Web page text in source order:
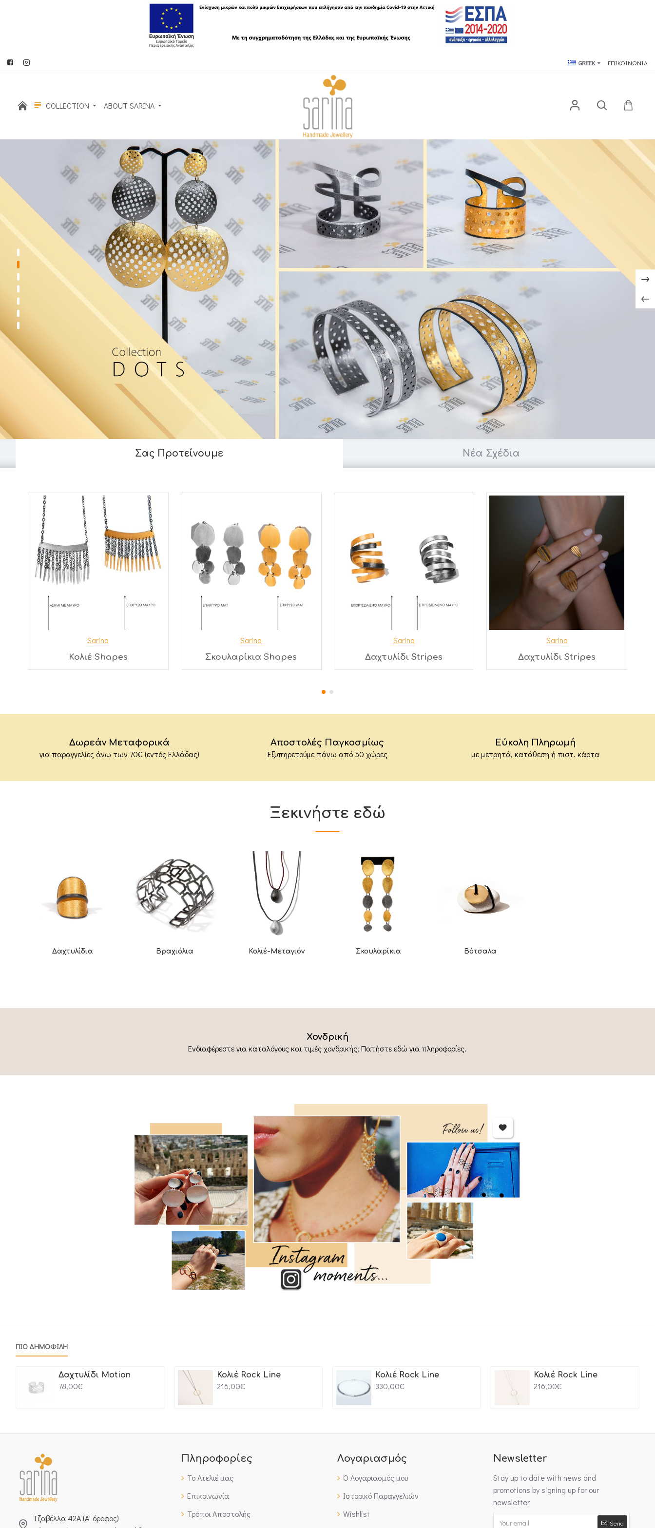
GREEK ΕΠΙΚΟΙΝΩΝΙΑ
COLLECTION ABOUT SARINA
Σας Προτείνουμε Νέα Σχέδια
Sarina
Κολιέ Shapes
Sarina
Σκουλαρίκια Shapes
Sarina
Δαχτυλίδι Stripes
Sarina
Δαχτυλίδι Stripes
Δωρεάν Μεταφορικά
για παραγγελίες άνω των 70€ (εντός Ελλάδας)
Αποστολές Παγκοσμίως
Εξυπηρετούμε πάνω από 50 χώρες
Εύκολη Πληρωμή
με μετρητά, κατάθεση ή πιστ. κάρτα
Ξεκινήστε εδώ
Δαχτυλίδια Βραχιόλια Κολιέ-Μεταγιόν Σκουλαρίκια Βότσαλα
Χονδρική
Ενδιαφέρεστε για καταλόγους και τιμές χονδρικής; Πατήστε εδώ για πληροφορίες.
ΠΙΟ ΔΗΜΟΦΙΛΗ
Δαχτυλίδι Motion
78,00€
Κολιέ Rock Line
216,00€
Κολιέ Rock Line
330,00€
Κολιέ Rock Line
216,00€
Τζαβέλλα 42Α (Α' όροφος)
Πληροφορίες
Το Ατελιέ μας
Επικοινωνία
Τρόποι Αποστολής
Λογαριασμός
Ο Λογαριασμός μου
Ιστορικό Παραγγελιών
Wishlist
Newsletter
Stay up to date with news and
promotions by signing up for our
newsletter
Send